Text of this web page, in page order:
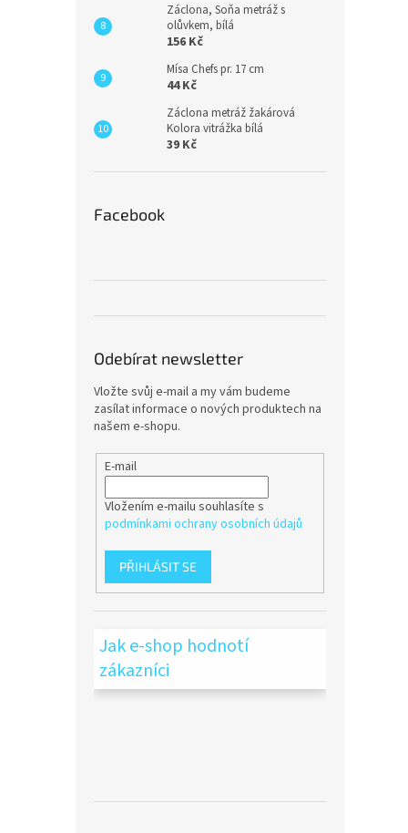
Záclona, Soňa metráž s
olůvkem, bílá
156 Kč
Mísa Chefs pr. 17 cm
44 Kč
Záclona metráž žakárová
Kolora vitrážka bílá
39 Kč
Facebook
Odebírat newsletter
Vložte svůj e-mail a my vám budeme
zasílat informace o nových produktech na
našem e-shopu.
E-mail
Vložením e-mailu souhlasíte s
podmínkami ochrany osobních údajů
PŘIHLÁSIT SE
Jak e-shop hodnotí
zákazníci